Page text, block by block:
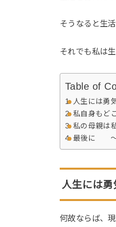
そうなると生
それでも私は
Table of
人生には勇
私自身もど
私の母親は
最後に 〜
人生には
何故ならば、